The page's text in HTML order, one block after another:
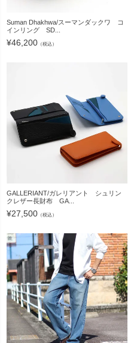
Suman Dhakhwa/スーマンダックワ コ
インリング SD...
¥46,200 （税込）
GALLERIANT/ガレリアント シュリン
クレザー長財布 GA...
¥27,500 （税込）